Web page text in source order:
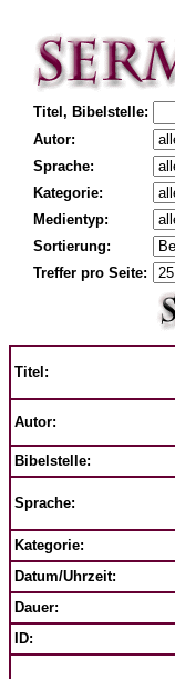
Titel, Bibelstelle:
Autor:
Sprache:
Kategorie:
Medientyp:
Sortierung:
Treffer pro Seite:
Titel:
Autor:
Bibelstelle:
Sprache:
Kategorie:
Datum/Uhrzeit:
Dauer:
ID: